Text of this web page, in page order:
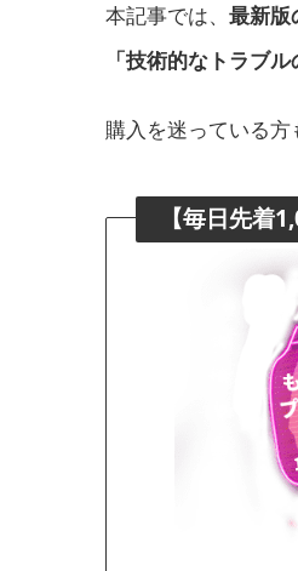
本記事では、 最新版
「技術的なトラブ
購入を迷っている方
【毎日先着